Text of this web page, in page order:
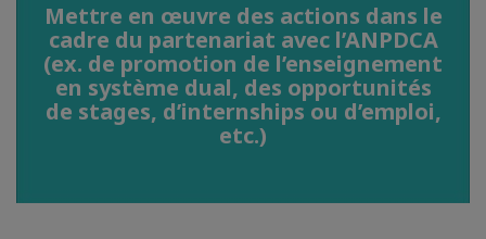
Mettre en œuvre des actions dans le
cadre du partenariat avec l’ANPDCA
(ex. de promotion de l’enseignement
en système dual, des opportunités
de stages, d’internships ou d’emploi,
etc.)